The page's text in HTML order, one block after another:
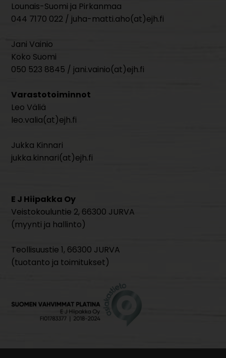
Lounais-Suomi ja Pirkanmaa
044 7170 022 / juha-matti.aho(at)ejh.fi
Jani Vainio
Koko Suomi
050 523 8845 / jani.vainio(at)ejh.fi
Varastotoiminnot
Leo Väliä
leo.valia(at)ejh.fi
Jukka Kinnari
jukka.kinnari(at)ejh.fi
E J Hiipakka Oy
Veistokouluntie 2, 66300 JURVA
(myynti ja hallinto)
Teollisuustie 1, 66300 JURVA
(tuotanto ja toimitukset)